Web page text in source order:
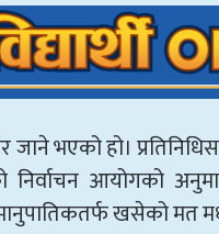
भएको हो।
आयोगको
खसेको मत